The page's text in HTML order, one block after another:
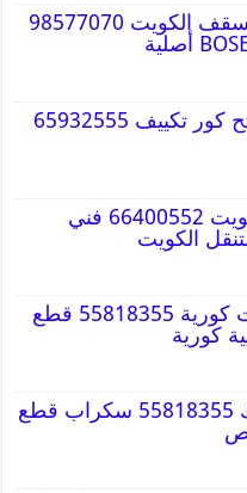
شركة سماعات سقف الكويت 98577070
قص خرسانه وفتح كور تكييف 65932555
تظليل سيارة الكويت 66400552 فني
الكويت
قطع غيار سيارات كورية 55818355 قطع
كورية
قطع غيار كاديلاك 55818355 سكراب قطع